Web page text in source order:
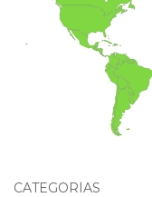
CATEGORÍAS